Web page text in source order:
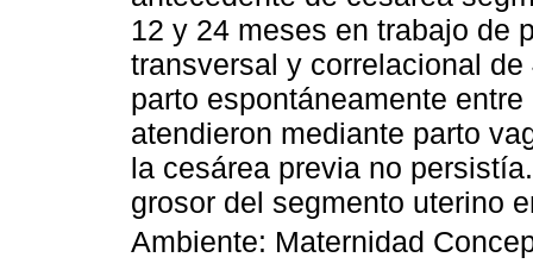
12 y 24 meses en trabajo de
transversal y correlacional
parto espontáneamente
atendieron mediante parto
la cesárea previa no
grosor del segmento uterino
Ambiente: Maternidad